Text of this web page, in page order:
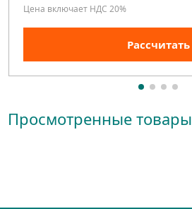
Цена включает НДС 20%
Рассчитать
Просмотренные товары